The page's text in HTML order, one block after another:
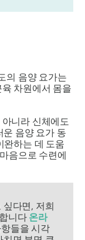
의 음양 요가는
차원에서 몸을
니라 신체에도
운 음양 요가 동
완하는 데 도움
음으로 수련에
싶다면, 저희
니다 온라
들을 시각